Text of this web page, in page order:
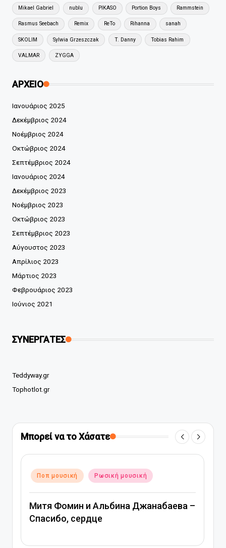
Mikael Gabriel nublu PIKASO Portion Boys Rammstein
Rasmus Seebach Remix ReTo Rihanna sanah
SKOLIM Sylwia Grzeszczak T. Danny Tobias Rahim
VALMAR ZYGGA
ΑΡΧΕΙΟ
Ιανουάριος 2025
Δεκέμβριος 2024
Νοέμβριος 2024
Οκτώβριος 2024
Σεπτέμβριος 2024
Ιανουάριος 2024
Δεκέμβριος 2023
Νοέμβριος 2023
Οκτώβριος 2023
Σεπτέμβριος 2023
Αύγουστος 2023
Απρίλιος 2023
Μάρτιος 2023
Φεβρουάριος 2023
Ιούνιος 2021
ΣΥΝΕΡΓΑΤΕΣ
Teddyway.gr
Tophotlot.gr
Μπορεί να το Χάσατε
Αναρτήθηκε
σε
Ποπ μουσική Ρωσική μουσική
Митя Фомин и Альбина Джанабаева –
Спасибо, сердце